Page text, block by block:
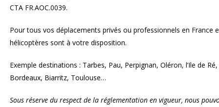
CTA FR.AOC.0039.
Pour tous vos déplacements privés ou professionnels en France
hélicoptères sont à votre disposition.
Exemple destinations : Tarbes, Pau, Perpignan, Oléron, l’Ile de
Bordeaux, Biarritz, Toulouse…
Sous réserve du respect de la réglementation en vigueur, nous